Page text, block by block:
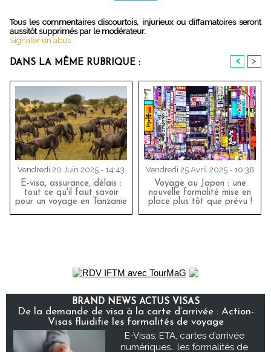
Tous les commentaires discourtois, injurieux ou diffamatoires seront
aussitôt supprimés par le modérateur.
Signaler un abus
DANS LA MÊME RUBRIQUE : < >
Vendredi 20 Juin 2025 - 14:43
E-visa, assurance, délais :
tout ce qu'il faut savoir
pour un voyage en Tanzanie
Vendredi 25 Avril 2025 - 10:38
Voyage au Japon : une
nouvelle formalité mise en
place plus tôt que prévu !
BRAND NEWS ACTUS VISAS
De la demande de visa à la carte d’arrivée : Action-
Visas fluidifie les formalités de voyage
E-Visas, ETA, cartes d’arrivée
numériques… les formalités de